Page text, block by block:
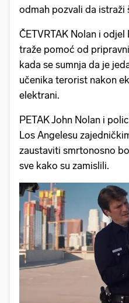
odmah pozvali da
ČETVRTAK Nolan i
traže pomoć od
kada se sumnja da je
učenika terorist nakon
elektrani.
PETAK John Nolan i
Los Angelesu
zaustaviti smrtonosno
sve kako su zamislili.